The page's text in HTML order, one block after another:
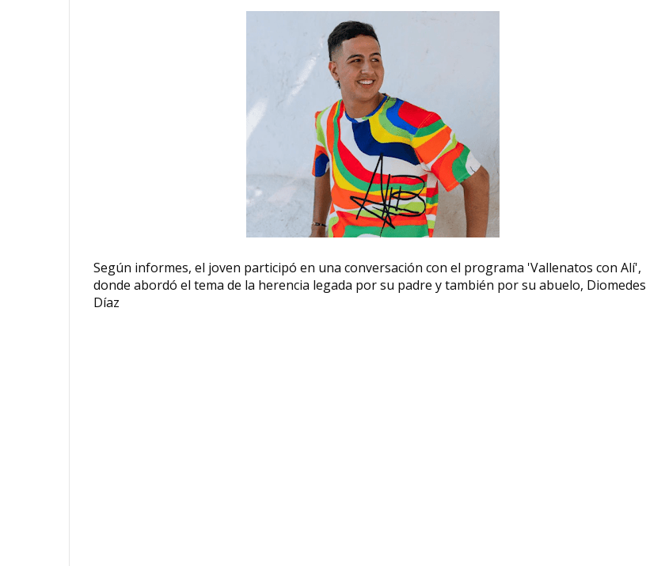
Según informes, el joven participó en una conversación con el programa 'Vallenatos con Alí',
donde abordó el tema de la herencia legada por su padre y también por su abuelo, Diomedes
Díaz